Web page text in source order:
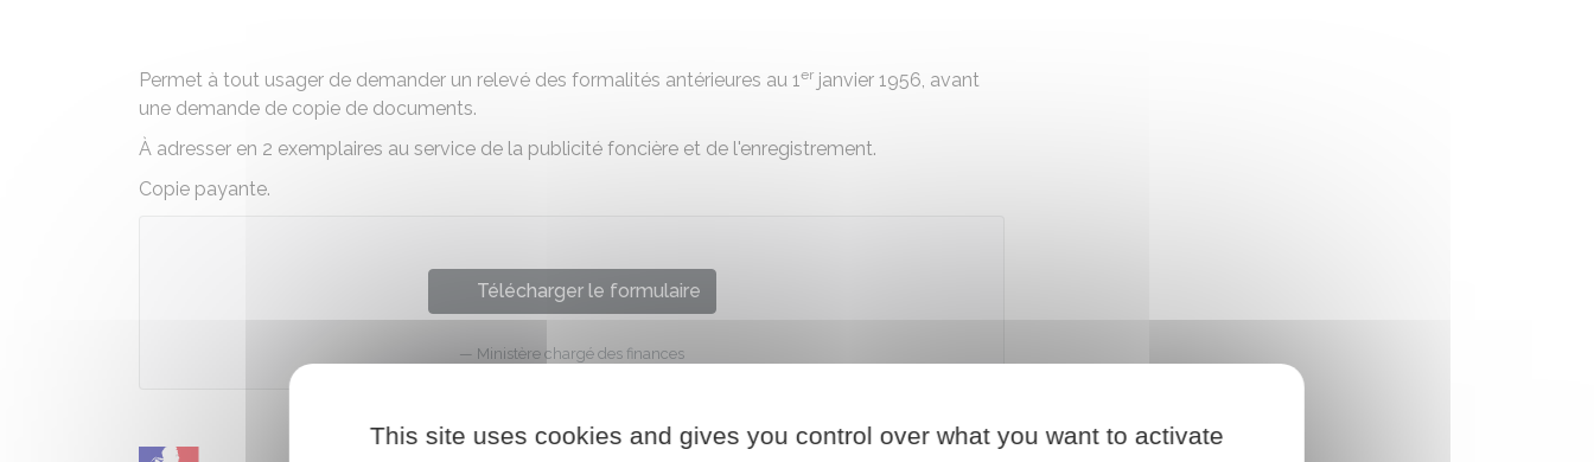
Permet à tout usager de demander un relevé des formalités antérieures au 1er janvier 1956, avant
une demande de copie de documents.
À adresser en 2 exemplaires au service de la publicité foncière et de l'enregistrement.
Copie payante.
Télécharger le formulaire
Ministère chargé des finances
This site uses cookies and gives you control over what you want to activate